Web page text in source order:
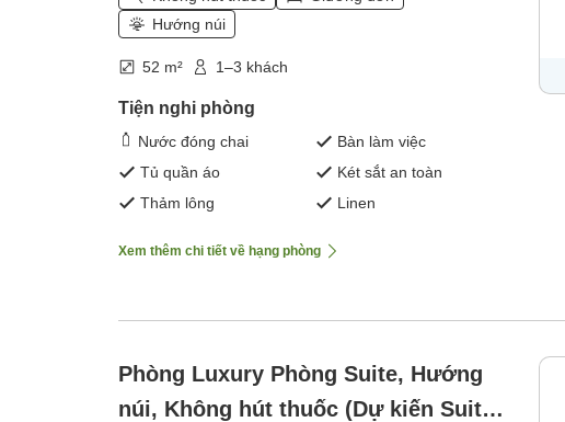
Hướng núi
52 m² 1–3 khách
Tiện nghi phòng
Nước đóng chai
Bàn làm việc
Tủ quần áo
Két sắt an toàn
Thảm lông
Linen
Xem thêm chi tiết về hạng phòng
Phòng Luxury Phòng Suite, Hướng
núi, Không hút thuốc (Dự kiến Suite